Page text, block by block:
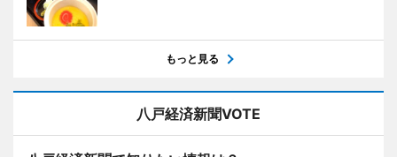
もっと見る
八戸経済新聞VOTE